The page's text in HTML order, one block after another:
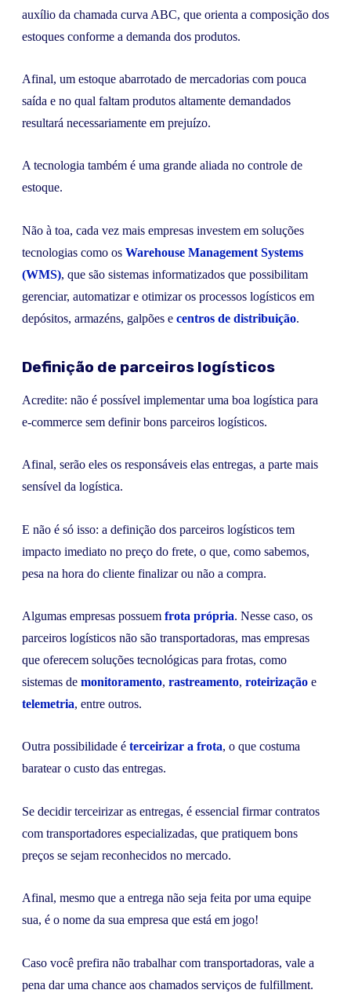
auxílio da chamada curva ABC, que orienta a composição dos
estoques conforme a demanda dos produtos.
Afinal, um estoque abarrotado de mercadorias com pouca
saída e no qual faltam produtos altamente demandados
resultará necessariamente em prejuízo.
A tecnologia também é uma grande aliada no controle de
estoque.
Não à toa, cada vez mais empresas investem em soluções
tecnologias como os Warehouse Management Systems
(WMS), que são sistemas informatizados que possibilitam
gerenciar, automatizar e otimizar os processos logísticos em
depósitos, armazéns, galpões e centros de distribuição.
Definição de parceiros logísticos
Acredite: não é possível implementar uma boa logística para
e-commerce sem definir bons parceiros logísticos.
Afinal, serão eles os responsáveis elas entregas, a parte mais
sensível da logística.
E não é só isso: a definição dos parceiros logísticos tem
impacto imediato no preço do frete, o que, como sabemos,
pesa na hora do cliente finalizar ou não a compra.
Algumas empresas possuem frota própria. Nesse caso, os
parceiros logísticos não são transportadoras, mas empresas
que oferecem soluções tecnológicas para frotas, como
sistemas de monitoramento, rastreamento, roteirização e
telemetria, entre outros.
Outra possibilidade é terceirizar a frota, o que costuma
baratear o custo das entregas.
Se decidir terceirizar as entregas, é essencial firmar contratos
com transportadores especializadas, que pratiquem bons
preços se sejam reconhecidos no mercado.
Afinal, mesmo que a entrega não seja feita por uma equipe
sua, é o nome da sua empresa que está em jogo!
Caso você prefira não trabalhar com transportadoras, vale a
pena dar uma chance aos chamados serviços de fulfillment.